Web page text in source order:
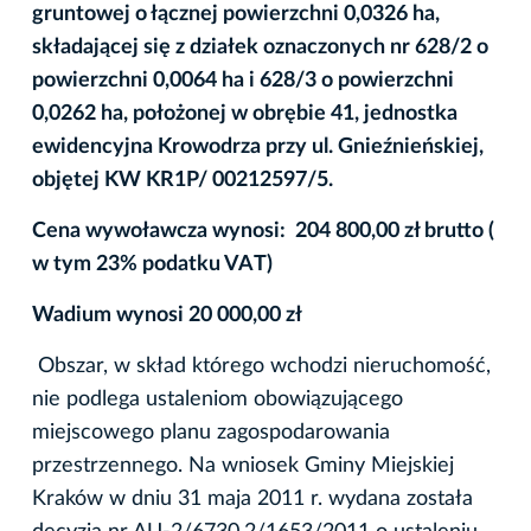
gruntowej o łącznej powierzchni 0,0326 ha,
składającej się z działek oznaczonych nr 628/2 o
powierzchni 0,0064 ha i 628/3 o powierzchni
0,0262 ha, położonej w obrę bie 41, jednostka
ewidencyjna Krowodrza przy ul. Gnieźnieńskiej,
objętej KW KR1P/ 00212597/5.
Cena wywoławcza wynosi: 204 800,00 zł brutto (
w tym 23% podatku VAT)
Wadium wynosi 20 000,00 zł
Obszar, w skład którego wchodzi nieruchomość,
nie podlega ustaleniom obowiązującego
miejscowego planu zagospodarowania
przestrzennego. Na wniosek Gminy Miejskiej
Kraków w dniu 31 maja 2011 r. wydana została